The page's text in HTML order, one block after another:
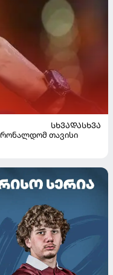
ᲡᲮᲕᲐᲓᲐᲡᲮᲕᲐ
რონალდომ თავისი